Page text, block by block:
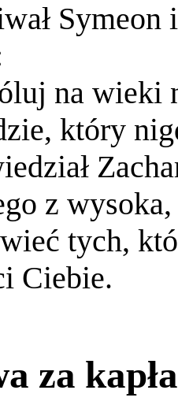
Symeon
na wieki
który
z wysoka,
tych,
Ciebie.
za